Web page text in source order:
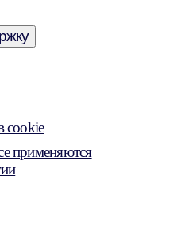
cookie
применяются